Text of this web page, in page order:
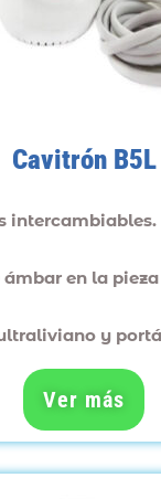
Cavitrón B5L
intercambiables.
ámbar en la
y
Ver más